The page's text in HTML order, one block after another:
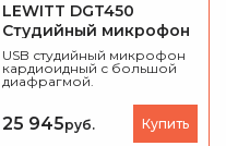
LEWITT DGT450
Студийный микрофон
USB студийный микрофон
кардиоидный с большой
диафрагмой.
25 945руб. Купить